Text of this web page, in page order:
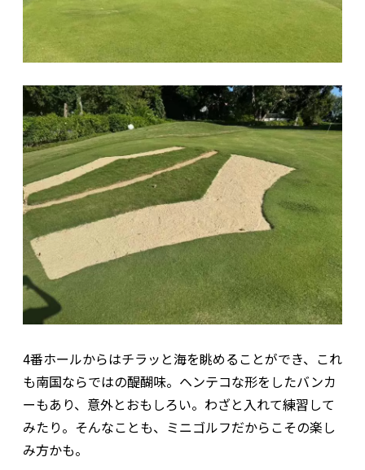
4番ホールからはチラッと海を眺めることができ、これ
も南国ならではの醍醐味。ヘンテコな形をしたバンカ
ーもあり、意外とおもしろい。わざと入れて練習して
みたり。そんなことも、ミニゴルフだからこその楽し
み方かも。